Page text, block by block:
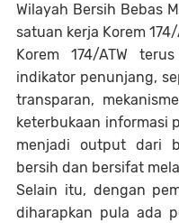
Wilayah Bersih Bebas
satuan kerja Korem 174/
Korem 174/ATW
indikator penunjang,
transparan,
keterbukaan informasi
menjadi output dari
bersih dan bersifat
Selain itu, dengan
diharapkan pula ada